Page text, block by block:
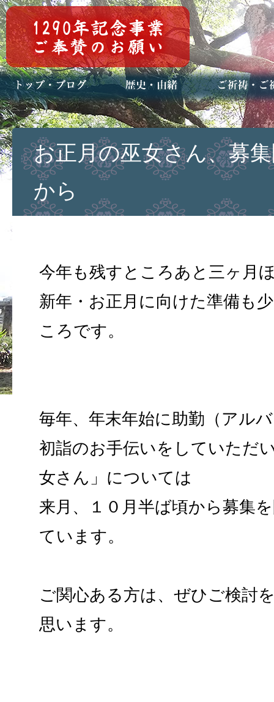
トップページ
ブログ(日々八百万)
お知らせ一覧 歴史・ご祭神
年中行事
メディア掲載 ご祈祷・ご祈
安産祈願
初宮参り
七五三詣
長寿のお祝い
神前結婚式
厄祓い・方位
車のお祓い
地鎮祭
神葬祭（神式
お正月の巫女さん、募
から
今年も残すところあと三ヶ月
新年・お正月に向けた準備も
ころです。
毎年、年末年始に助勤（アル
初詣のお手伝いをしていただ
女さん」については
来月、１０月半ば頃から募集
ています。
ご関心ある方は、ぜひご検討
思います。